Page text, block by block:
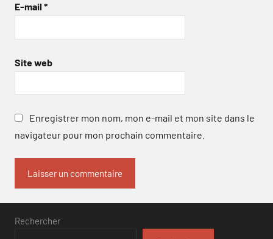
E-mail *
Site web
Enregistrer mon nom, mon e-mail et mon site dans le
navigateur pour mon prochain commentaire.
Rechercher